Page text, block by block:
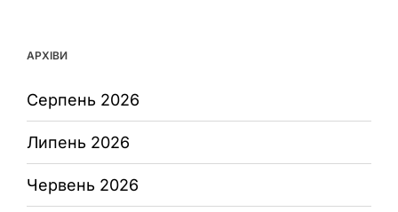
АРХІВИ
Серпень 2026
Липень 2026
Червень 2026